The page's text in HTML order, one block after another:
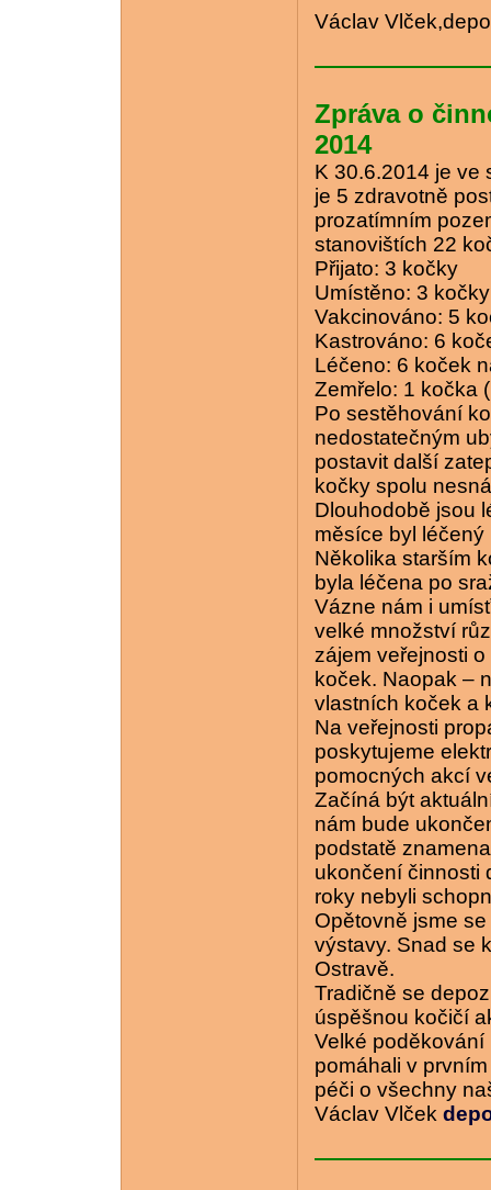
Václav
Zpráva o
2014
K 30.6.2014 je ve
je 5 zdravotně
prozatímním
stanovištích 22
Přijato: 3 kočky
Umístěno: 3 kočky
Vakcinováno: 5
Kastrováno: 6
Léčeno: 6 koček
Zemřelo: 1 kočka
Po sestěhování
nedostatečným
postavit další
kočky spolu
Dlouhodobě jsou
měsíce byl
Několika starším
byla léčena po
Vázne nám i
velké množství
zájem veřejnosti
koček. Naopak –
vlastních koček a
Na veřejnosti
poskytujeme
pomocných akcí
Začíná být
nám bude
podstatě
ukončení činnosti
roky nebyli
Opětovně jsme
výstavy. Snad se
Ostravě.
Tradičně se
úspěšnou kočičí
Velké poděkování
pomáhali v
péči o všechny
Václav Vlček